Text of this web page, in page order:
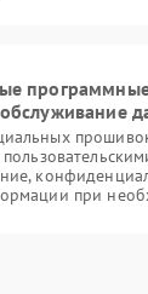
при